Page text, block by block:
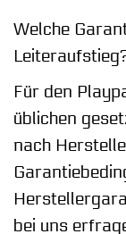
Welche
Für den
üblichen
nach
bei uns